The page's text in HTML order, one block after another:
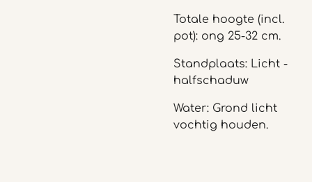
Totale hoogte (incl.
pot): ong 25-32 cm.
Standplaats: Licht -
halfschaduw
Water: Grond licht
vochtig houden.